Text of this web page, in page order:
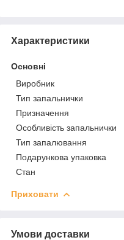
Характеристики
Основні
Виробник
Тип запальнички
Призначення
Особливість запальнички
Тип запалювання
Подарункова упаковка
Стан
Приховати
Умови доставки